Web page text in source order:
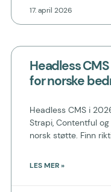
17. april 2026
Headless
for norske
Headless CMS i
Strapi, Contentful
norsk støtte. Finn
LES MER »